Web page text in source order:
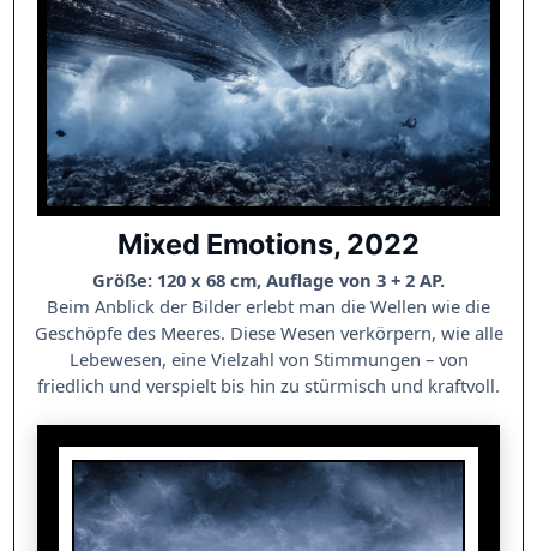
Mixed Emotions, 2022
Größe: 120 x 68 cm, Auflage von 3 + 2 AP.
Beim Anblick der Bilder erlebt man die Wellen wie die
Geschöpfe des Meeres. Diese Wesen verkörpern, wie alle
Lebewesen, eine Vielzahl von Stimmungen – von
friedlich und verspielt bis hin zu stürmisch und kraftvoll.